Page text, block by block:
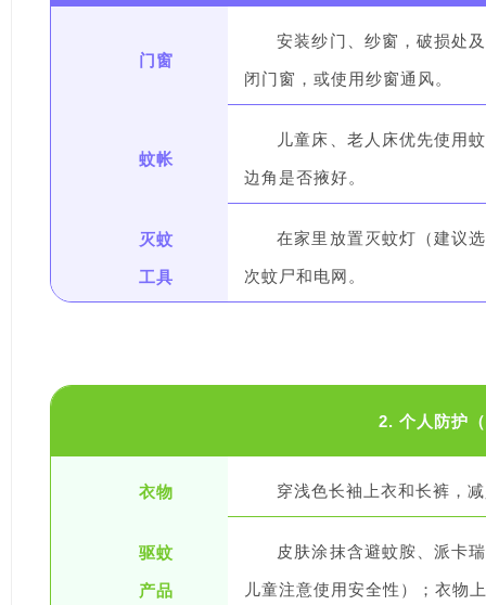
门窗
安装纱门、纱窗，破损处
闭门窗，或使用纱窗通风。
蚊帐
儿童床、老人床优先使用
边角是否掖好。
灭蚊
工具
在家里放置灭蚊灯（建议
次蚊尸和电网。
2. 个人防护
衣物 穿浅色长袖上衣和长裤，
驱蚊
产品
皮肤涂抹含避蚊胺、派卡
儿童注意使用安全性）；衣物